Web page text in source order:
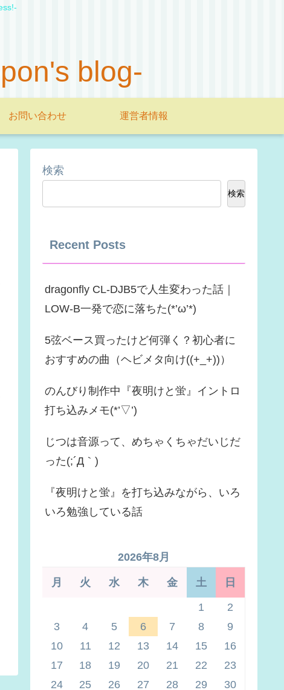
blog-
お問い合わせ 運営者情報
検索
検索
Recent Posts
dragonfly CL-DJB5で人生変わった話｜
LOW-B一発で恋に落ちた(*’ω’*)
5弦ベース買ったけど何弾く？初心者に
おすすめの曲（ヘビメタ向け((+_+))）
のんびり制作中『夜明けと蛍』イントロ
打ち込みメモ(*’▽’)
じつは音源って、めちゃくちゃだいじだ
った(;´Д｀)
『夜明けと蛍』を打ち込みながら、いろ
いろ勉強している話
2026年8月
月 火 水 木 金 土 日
1
2
3
4 5 6 7 8
9
10
11 12 13 14 15
16
17
18 19 20 21 22
23
24
25 26 27 28 29
30